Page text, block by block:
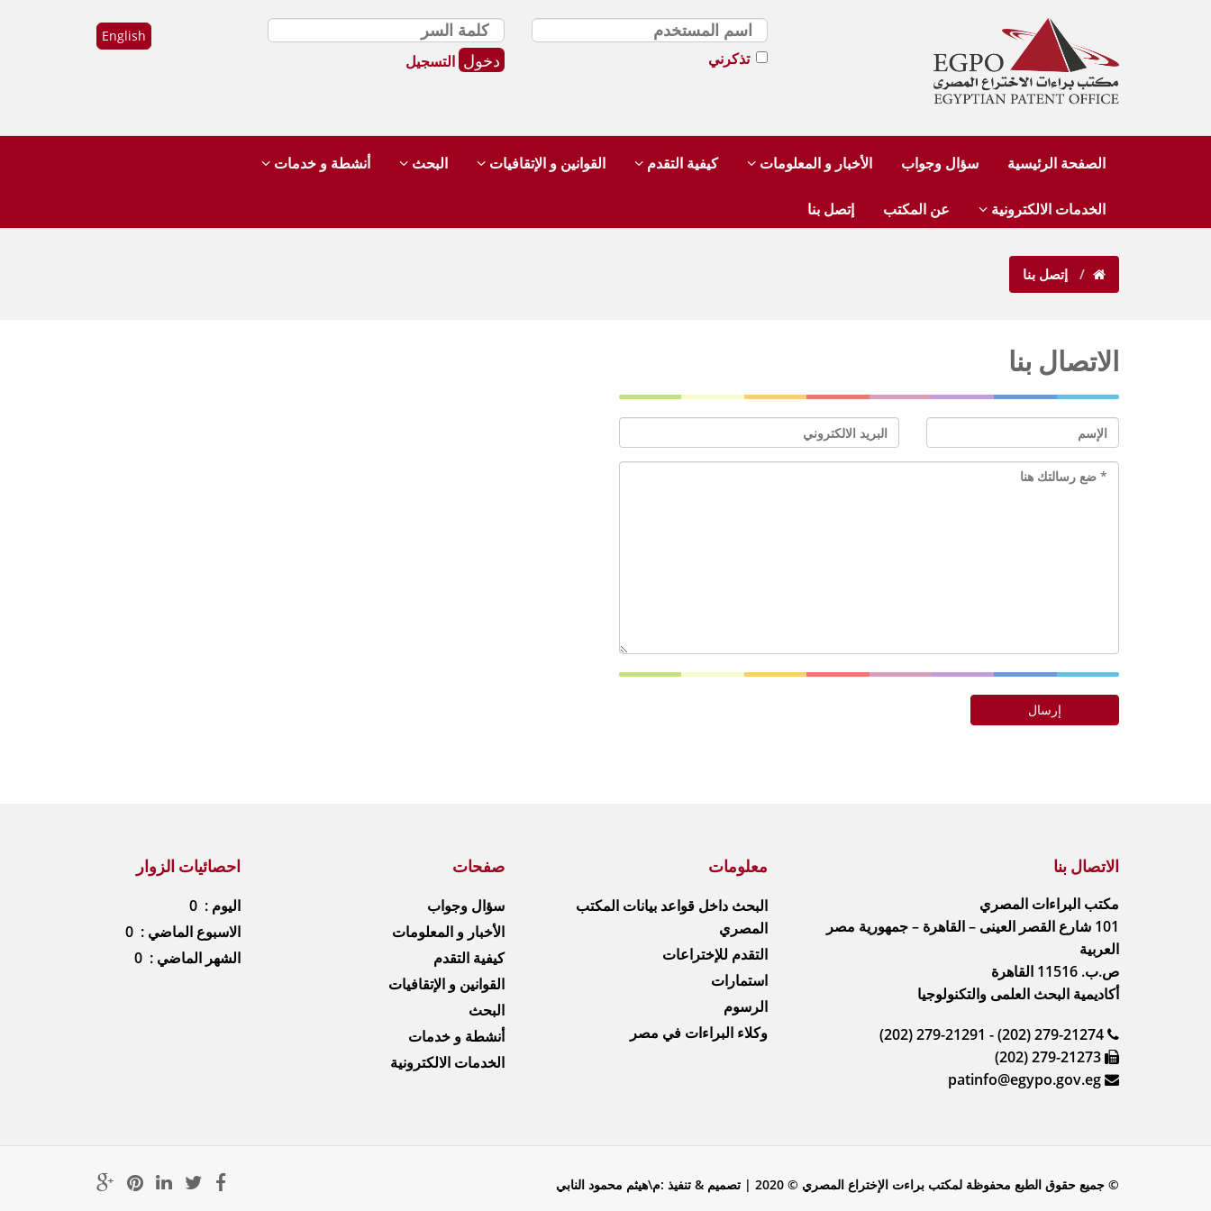
تذكرني التسجيل
English
الصفحة الرئيسية سؤال وجواب الأخبار و المعلومات كيفية التقدم القوانين و الإتقافيات البحث أنشطة و خدمات
الخدمات الالكترونية عن المكتب إتصل بنا
إتصل بنا
الاتصال بنا
الاتصال بنا
مكتب البراءات المصري
101 شارع القصر العينى – القاهرة – جمهورية مصر
العربية
ص.ب. 11516 القاهرة
أكاديمية البحث العلمى والتكنولوجيا
(202) 279-21291 - (202) 279-21274
(202) 279-21273
patinfo@egypo.gov.eg
معلومات
البحث داخل قواعد بيانات المكتب
المصري
التقدم للإختراعات
استمارات
الرسوم
وكلاء البراءات في مصر
صفحات
سؤال وجواب
الأخبار و المعلومات
كيفية التقدم
القوانين و الإتقافيات
البحث
أنشطة و خدمات
الخدمات الالكترونية
احصائيات الزوار
اليوم : 0
الاسبوع الماضي : 0
الشهر الماضي : 0
© جميع حقوق الطبع محفوظة لمكتب براءت الإختراع المصري © 2020 | تصميم & تنفيذ :م\هيثم محمود النابي